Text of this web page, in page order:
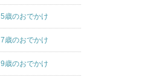
5歳のおでかけ
7歳のおでかけ
9歳のおでかけ